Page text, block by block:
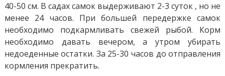
40-50 см. В садах самок выдерживают 2-3 суток , но не
менее 24 часов. При большей передержке самок
необходимо подкармливать свежей рыбой. Корм
необходимо давать вечером, а утром убирать
недоеденные остатки. За 25-30 часов до отправления
кормления прекратить.